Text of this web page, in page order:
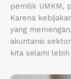
pemilik UMKM,
Karena
yang
akuntansi
kita selami lebih